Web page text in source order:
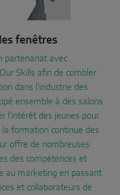
fenêtres
partenariat avec
Skills afin de combler
dans l'industrie des
ensemble à des salons
l'intérêt des jeunes pour
formation continue des
offre de nombreuses
des compétences et
au marketing en passant
et collaborateurs de